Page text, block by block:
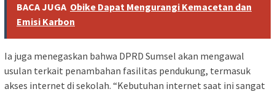
BACA JUGA Obike Dapat Mengurangi Kemacetan dan
Emisi Karbon
Ia juga menegaskan bahwa DPRD Sumsel akan mengawal
usulan terkait penambahan fasilitas pendukung, termasuk
akses internet di sekolah. “Kebutuhan internet saat ini sangat